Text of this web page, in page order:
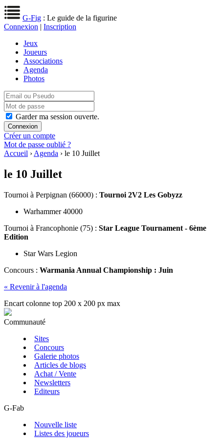
G-Fig : Le guide de la figurine
Connexion | Inscription
Jeux
Joueurs
Associations
Agenda
Photos
Garder ma session ouverte.
Créer un compte
Mot de passe oublié ?
Accueil › Agenda › le 10 Juillet
le 10 Juillet
Tournoi à Perpignan (66000) : Tournoi 2V2 Les Gobyzz
Warhammer 40000
Tournoi à Francophonie (75) : Star League Tournament - 6ème
Edition
Star Wars Legion
Concours : Warmania Annual Championship : Juin
« Revenir à l'agenda
Encart colonne top 200 x 200 px max
Communauté
Sites
Concours
Galerie photos
Articles de blogs
Achat / Vente
Newsletters
Editeurs
G-Fab
Nouvelle liste
Listes des joueurs